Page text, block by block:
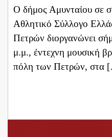
Ο δήμος Αμυνταίου σε
Αθλητικό Σύλλογο
Πετρών διοργανώνει
μ.μ., έντεχνη μουσική
πόλη των Πετρών, στα